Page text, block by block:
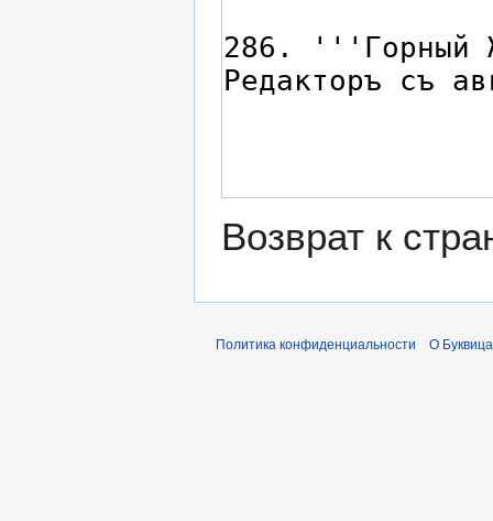
Возврат к
Политика конфиденциальности О Буквица